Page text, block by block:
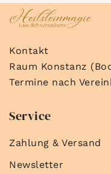
Kontakt
Raum Konstanz
Termine nach
Service
Zahlung & Versand
Newsletter